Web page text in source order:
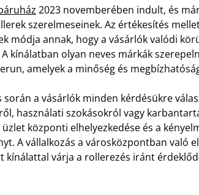
2023 novemberében indult, és
szerelmeseinek. Az értékesítés
módja annak, hogy a vásárlók valódi
kínálatban olyan neves márkák
amelyek a minőség és
során a vásárlók minden kérdésükre
használati szokásokról vagy
központi elhelyezkedése és a
A vállalkozás a városközpontban való
kínálattal várja a rollerezés iránt